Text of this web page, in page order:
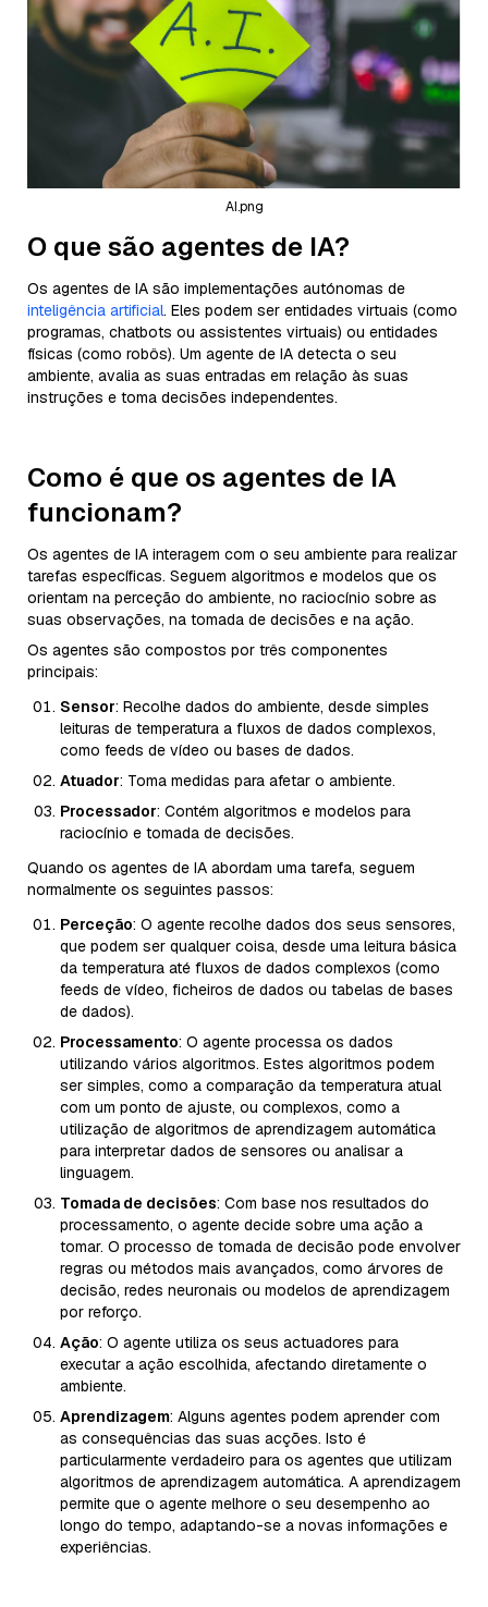
AI.png
O que são agentes de IA?
Os agentes de IA são implementações autónomas de
inteligência artificial. Eles podem ser entidades virtuais (como
programas, chatbots ou assistentes virtuais) ou entidades
físicas (como robôs). Um agente de IA detecta o seu
ambiente, avalia as suas entradas em relação às suas
instruções e toma decisões independentes.
Como é que os agentes de IA
funcionam?
Os agentes de IA interagem com o seu ambiente para realizar
tarefas específicas. Seguem algoritmos e modelos que os
orientam na perceção do ambiente, no raciocínio sobre as
suas observações, na tomada de decisões e na ação.
Os agentes são compostos por três componentes
principais:
Sensor: Recolhe dados do ambiente, desde simples
leituras de temperatura a fluxos de dados complexos,
como feeds de vídeo ou bases de dados.
Atuador: Toma medidas para afetar o ambiente.
Processador: Contém algoritmos e modelos para
raciocínio e tomada de decisões.
Quando os agentes de IA abordam uma tarefa, seguem
normalmente os seguintes passos:
Perceção: O agente recolhe dados dos seus sensores,
que podem ser qualquer coisa, desde uma leitura básica
da temperatura até fluxos de dados complexos (como
feeds de vídeo, ficheiros de dados ou tabelas de bases
de dados).
Processamento: O agente processa os dados
utilizando vários algoritmos. Estes algoritmos podem
ser simples, como a comparação da temperatura atual
com um ponto de ajuste, ou complexos, como a
utilização de algoritmos de aprendizagem automática
para interpretar dados de sensores ou analisar a
linguagem.
Tomada de decisões: Com base nos resultados do
processamento, o agente decide sobre uma ação a
tomar. O processo de tomada de decisão pode envolver
regras ou métodos mais avançados, como árvores de
decisão, redes neuronais ou modelos de aprendizagem
por reforço.
Ação: O agente utiliza os seus actuadores para
executar a ação escolhida, afectando diretamente o
ambiente.
Aprendizagem: Alguns agentes podem aprender com
as consequências das suas acções. Isto é
particularmente verdadeiro para os agentes que utilizam
algoritmos de aprendizagem automática. A aprendizagem
permite que o agente melhore o seu desempenho ao
longo do tempo, adaptando-se a novas informações e
experiências.